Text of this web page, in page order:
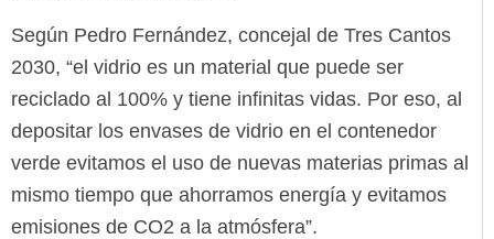
Según Pedro Fernández, concejal de Tres Cantos
2030, “el vidrio es un material que puede ser
reciclado al 100% y tiene infinitas vidas. Por eso, al
depositar los envases de vidrio en el contenedor
verde evitamos el uso de nuevas materias primas al
mismo tiempo que ahorramos energía y evitamos
emisiones de CO2 a la atmósfera”.